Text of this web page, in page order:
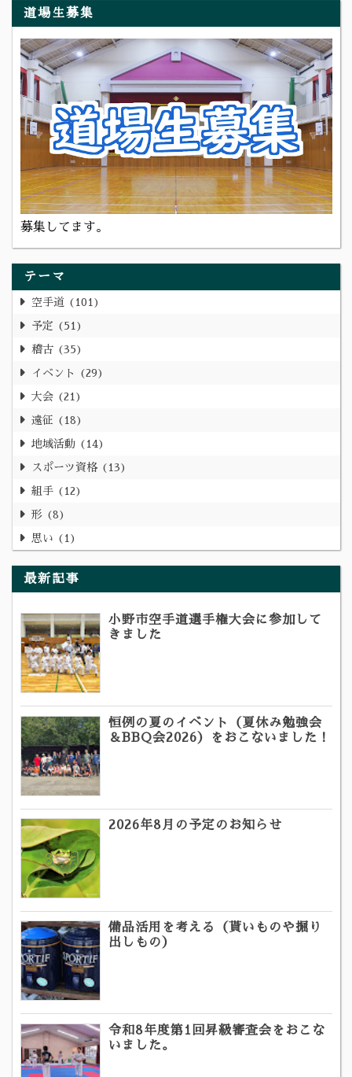
道場生募集
募集してます。
テーマ
空手道 101
予定 51
稽古 35
イベント 29
大会 21
遠征 18
地域活動 14
スポーツ資格 13
組手 12
形 8
思い 1
最新記事
小野市空手道選手権大会に参加して
きました
恒例の夏のイベント（夏休み勉強会
＆BBQ会2026）をおこないました！
2026年8月の予定のお知らせ
備品活用を考える（貰いものや掘り
出しもの）
令和8年度第1回昇級審査会をおこな
いました。